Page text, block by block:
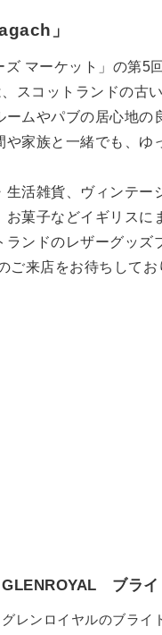
」
マーケット」の第
スコットランドの古
ムやパブの居心地の
家族と一緒でも、ゆ
活雑貨、ヴィンテー
菓子などイギリスに
ンドのレザーグッ
来店をお待ちしてお
GLENROYAL ブライ
グレンロイヤルのブライ